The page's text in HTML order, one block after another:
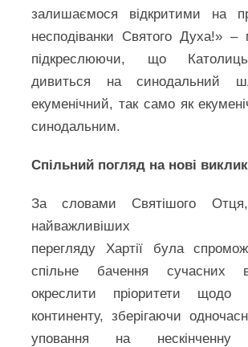
залишаємося відкритими на
несподіванки Святого Духа!»
підкреслюючи, що
дивиться на синодальний
екуменічний, так само як
синодальним.
Спільний погляд на нові
За словами Святішого
найважливіших
перегляду Хартії була
спільне бачення сучасних
окреслити пріоритети щодо
континенту, зберігаючи
уповання на нескінченну